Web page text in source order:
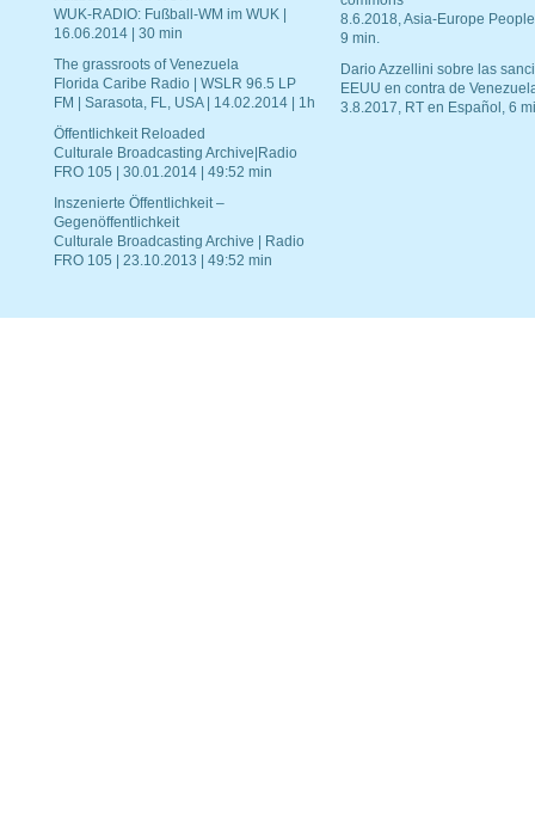
WUK-RADIO: Fußball-WM im WUK |
16.06.2014 | 30 min
The grassroots of Venezuela
Florida Caribe Radio | WSLR 96.5 LP
FM | Sarasota, FL, USA | 14.02.2014 | 1h
Öffentlichkeit Reloaded
Culturale Broadcasting Archive|Radio
FRO 105 | 30.01.2014 | 49:52 min
Inszenierte Öffentlichkeit –
Gegenöffentlichkeit
Culturale Broadcasting Archive | Radio
FRO 105 | 23.10.2013 | 49:52 min
8.6.2018, Asia-Europe
9 min.
Dario Azzellini sobre las
EEUU en contra de
3.8.2017, RT en Español, 6